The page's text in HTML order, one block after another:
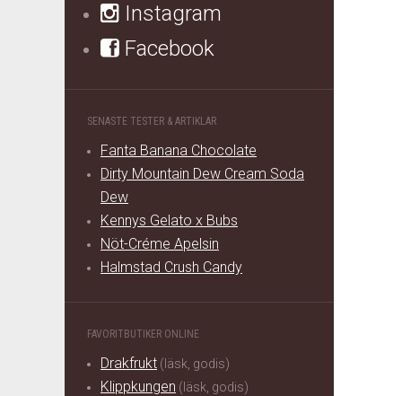
Instagram
Facebook
SENASTE TESTER & ARTIKLAR
Fanta Banana Chocolate
Dirty Mountain Dew Cream Soda
Dew
Kennys Gelato x Bubs
Nöt-Créme Apelsin
Halmstad Crush Candy
FAVORITBUTIKER ONLINE
Drakfrukt (läsk, godis)
Klippkungen (läsk, godis)